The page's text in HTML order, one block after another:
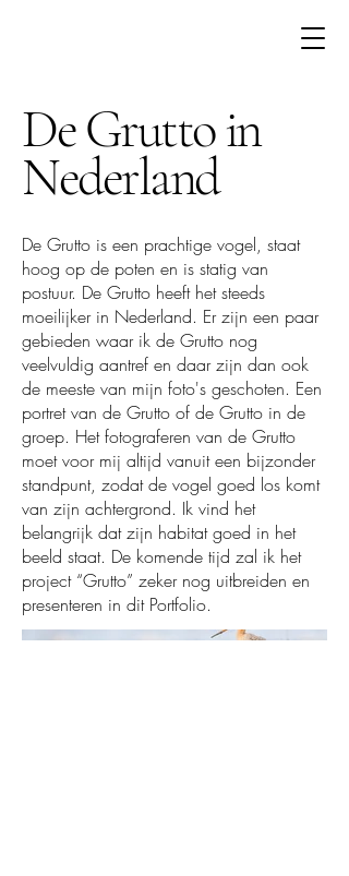
De Grutto in
Nederland
De Grutto is een prachtige vogel, staat
hoog op de poten en is statig van
postuur. De Grutto heeft het steeds
moeilijker in Nederland. Er zijn een paar
gebieden waar ik de Grutto nog
veelvuldig aantref en daar zijn dan ook
de meeste van mijn foto's geschoten. Een
portret van de Grutto of de Grutto in de
groep. Het fotograferen van de Grutto
moet voor mij altijd vanuit een bijzonder
standpunt, zodat de vogel goed los komt
van zijn achtergrond. Ik vind het
belangrijk dat zijn habitat goed in het
beeld staat. De komende tijd zal ik het
project “Grutto” zeker nog uitbreiden en
presenteren in dit Portfolio.